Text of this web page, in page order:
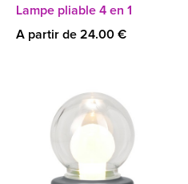
Lampe pliable 4 en 1
A partir de 24.00 €